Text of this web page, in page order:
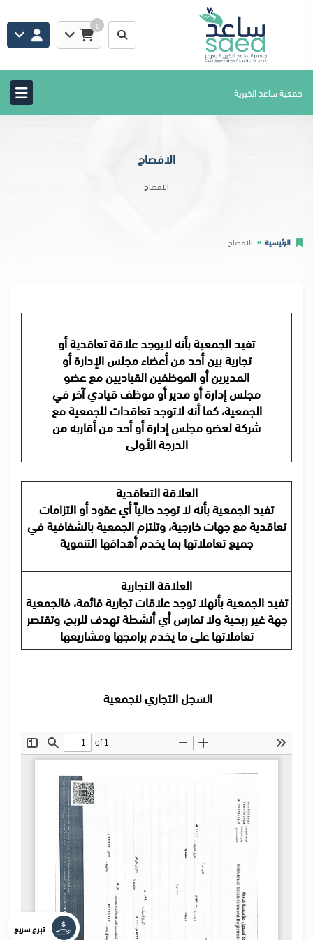
0
جمعية ساعد الخيرية
الافصاح
الافصاح
الرئيسية الافصاح
تفيد الجمعية بأنه لايوجد علاقة تعاقدية أو
تجارية بين أحد من أعضاء مجلس الإدارة أو
المديرين أو الموظفين القياديين مع عضو
مجلس إدارة أو مدير أو موظف قيادي آخر في
الجمعية، كما أنه لاتوجد تعاقدات للجمعية مع
شركة لعضو مجلس إدارة أو أحد من أقاربه من
الدرجة الأولى
العلاقة التعاقدية
تفيد الجمعية بأنه لا توجد حالياً أي عقود أو التزامات
تعاقدية مع جهات خارجية، وتلتزم الجمعية بالشفافية في
جميع تعاملاتها بما يخدم أهدافها التنموية
العلاقة التجارية
تفيد الجمعية بأنهلا توجد علاقات تجارية قائمة، فالجمعية
جهة غير ربحية ولا تمارس أي أنشطة تهدف للربح، وتقتصر
تعاملاتها على ما يخدم برامجها ومشاريعها
السجل التجاري لنجمعية
تبرع سريع